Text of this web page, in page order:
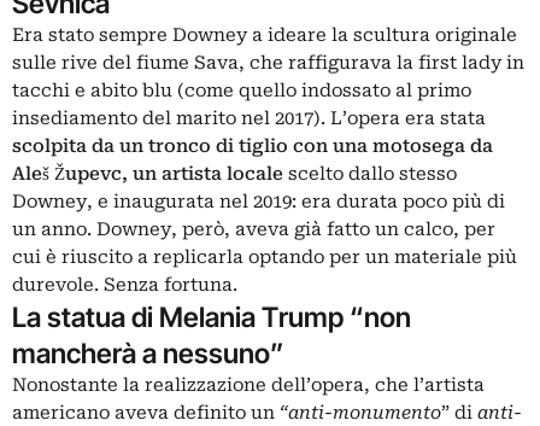
Era stato sempre Downey a ideare la scultura originale
sulle rive del fiume Sava, che raffigurava la first lady in
tacchi e abito blu (come quello indossato al primo
insediamento del marito nel 2017). L’opera era stata
scolpita da un tronco di tiglio con una motosega da
Aleš Župevc, un artista locale scelto dallo stesso
Downey, e inaugurata nel 2019: era durata poco più di
un anno. Downey, però, aveva già fatto un calco, per
cui è riuscito a replicarla optando per un materiale più
durevole. Senza fortuna.
La statua di Melania Trump “non
mancherà a nessuno”
Nonostante la realizzazione dell’opera, che l’artista
americano aveva definito un “anti-monumento” di anti-